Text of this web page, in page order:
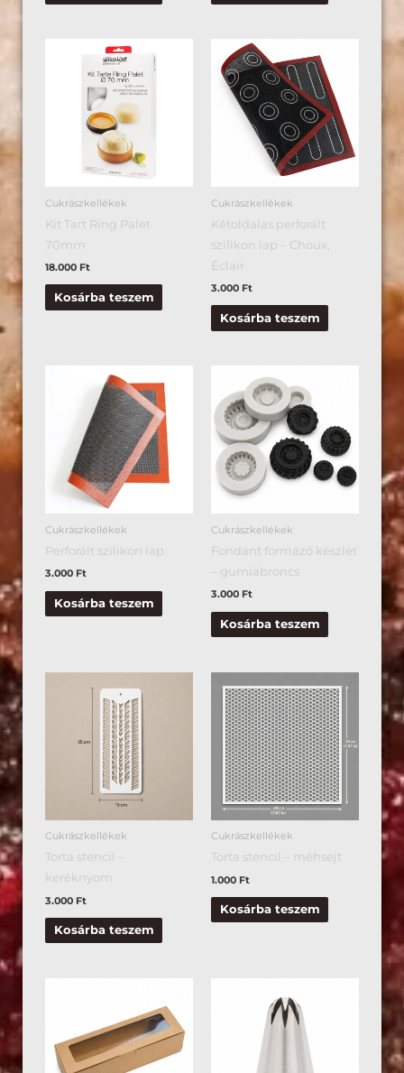
Cukrászkellékek
Kit Tart Ring Palet
70mm
18.000 Ft
Kosárba teszem
Cukrászkellékek
Kétoldalas perforált
szilikon lap – Choux,
Éclair
3.000 Ft
Kosárba teszem
Cukrászkellékek
Perforált szilikon lap
3.000 Ft
Kosárba teszem
Cukrászkellékek
Fondant formázó készlet
– gumiabroncs
3.000 Ft
Kosárba teszem
Cukrászkellékek
Torta stencil –
keréknyom
3.000 Ft
Kosárba teszem
Cukrászkellékek
Torta stencil – méhsejt
1.000 Ft
Kosárba teszem